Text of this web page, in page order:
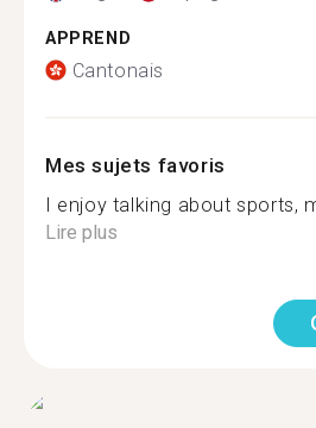
APPREND
Cantonais
Mes sujets favoris
I enjoy talking about sports,
Lire plus